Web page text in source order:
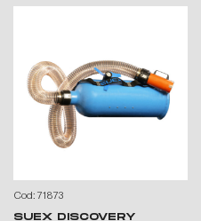
Cod: 71873
SUEX DISCOVERY